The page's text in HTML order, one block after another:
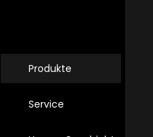
Produkte
Service